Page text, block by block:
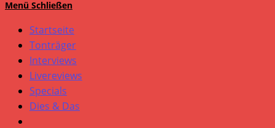
Menü Schließen
Startseite
Tonträger
Interviews
Livereviews
Specials
Dies & Das